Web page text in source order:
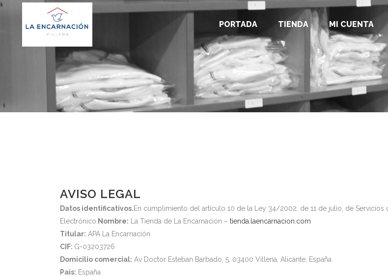
PORTADA TIENDA MI CUENTA
AVISO LEGAL
Datos identificativos.En cumplimiento del artículo 10 de la Ley 34/2002, de 11 de julio, de
Electrónico. Nombre: La Tienda de La Encarnación – tienda.laencarnacion.com
Titular: APA La Encarnación
CIF: G-03203726
Domicilio comercial: Av Doctor Esteban Barbado, 5, 03400 Villena, Alicante, España
Pais: España